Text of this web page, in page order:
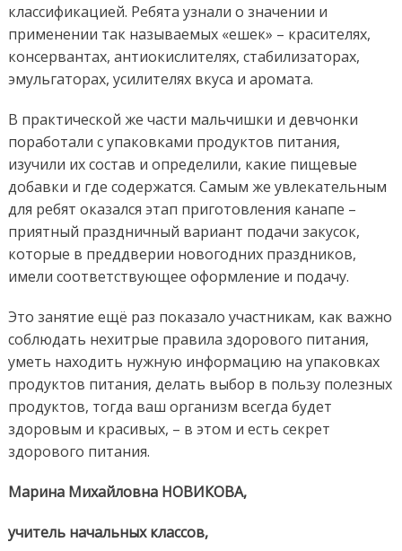
классификацией. Ребята узнали о значении и
применении так называемых «ешек» – красителях,
консервантах, антиокислителях, стабилизаторах,
эмульгаторах, усилителях вкуса и аромата.
В практической же части мальчишки и девчонки
поработали с упаковками продуктов питания,
изучили их состав и определили, какие пищевые
добавки и где содержатся. Самым же увлекательным
для ребят оказался этап приготовления канапе –
приятный праздничный вариант подачи закусок,
которые в преддверии новогодних праздников,
имели соответствующее оформление и подачу.
Это занятие ещё раз показало участникам, как важно
соблюдать нехитрые правила здорового питания,
уметь находить нужную информацию на упаковках
продуктов питания, делать выбор в пользу полезных
продуктов, тогда ваш организм всегда будет
здоровым и красивых, – в этом и есть секрет
здорового питания.
Марина Михайловна НОВИКОВА,
учитель начальных классов,